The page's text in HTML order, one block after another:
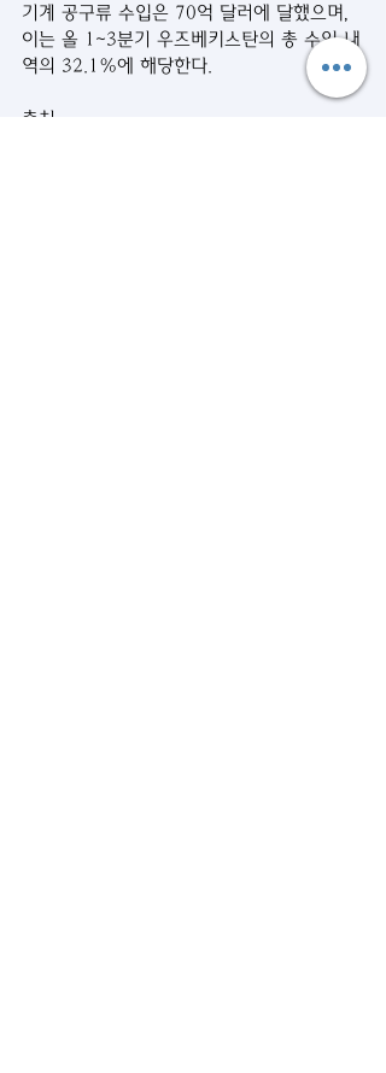
기계 공구류 수입은 70억 달러에 달했으며,
이는 올 1~3분기 우즈베키스탄의 총 수입 내
역의 32.1%에 해당한다.
출처